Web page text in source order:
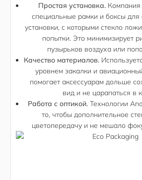
Простая установка.Компания
специальные рамки и боксы для
установки, с которыми стекло
попытки. Это минимизирует
пузырьков воздуха или
Качество материалов.
уровнем закалки и
помогает аксессуарам дольше
вид и не царапаться в
Работа с оптикой.Технологии
то, чтобы дополнительное
цветопередачу и не мешало